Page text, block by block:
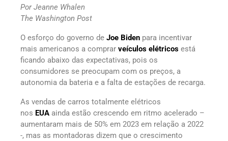
Por Jeanne Whalen
The Washington Post
O esforço do governo de Joe Biden para incentivar
mais americanos a comprar veículos elétricos está
ficando abaixo das expectativas, pois os
consumidores se preocupam com os preços, a
autonomia da bateria e a falta de estações de recarga.
As vendas de carros totalmente elétricos
nos EUA ainda estão crescendo em ritmo acelerado –
aumentaram mais de 50% em 2023 em relação a 2022
-, mas as montadoras dizem que o crescimento